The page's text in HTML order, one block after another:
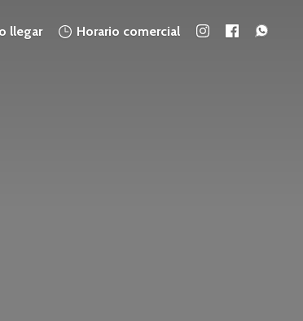
llegar Horario comercial